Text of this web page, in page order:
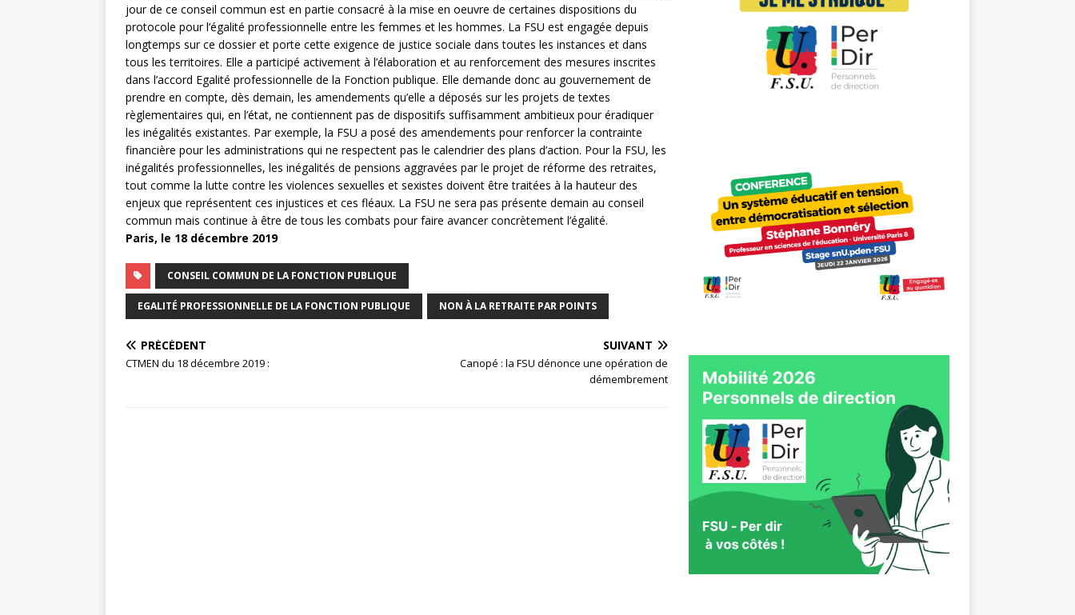
jour de ce conseil commun est en partie consacré à la mise en oeuvre de certaines dispositions du
protocole pour l’égalité professionnelle entre les femmes et les hommes. La FSU est engagée depuis
longtemps sur ce dossier et porte cette exigence de justice sociale dans toutes les instances et dans
tous les territoires. Elle a participé activement à l’élaboration et au renforcement des mesures inscrites
dans l’accord Egalité professionnelle de la Fonction publique. Elle demande donc au gouvernement de
prendre en compte, dès demain, les amendements qu’elle a déposés sur les projets de textes
règlementaires qui, en l’état, ne contiennent pas de dispositifs suffisamment ambitieux pour éradiquer
les inégalités existantes. Par exemple, la FSU a posé des amendements pour renforcer la contrainte
financière pour les administrations qui ne respectent pas le calendrier des plans d’action. Pour la FSU, les
inégalités professionnelles, les inégalités de pensions aggravées par le projet de réforme des retraites,
tout comme la lutte contre les violences sexuelles et sexistes doivent être traitées à la hauteur des
enjeux que représentent ces injustices et ces fléaux. La FSU ne sera pas présente demain au conseil
commun mais continue à être de tous les combats pour faire avancer concrètement l’égalité.
Paris, le 18 décembre 2019
CONSEIL COMMUN DE LA FONCTION PUBLIQUE
EGALITÉ PROFESSIONNELLE DE LA FONCTION PUBLIQUE NON À LA RETRAITE PAR POINTS
PRÉCÉDENT
CTMEN du 18 décembre 2019 :
SUIVANT
Canopé : la FSU dénonce une opération de
démembrement